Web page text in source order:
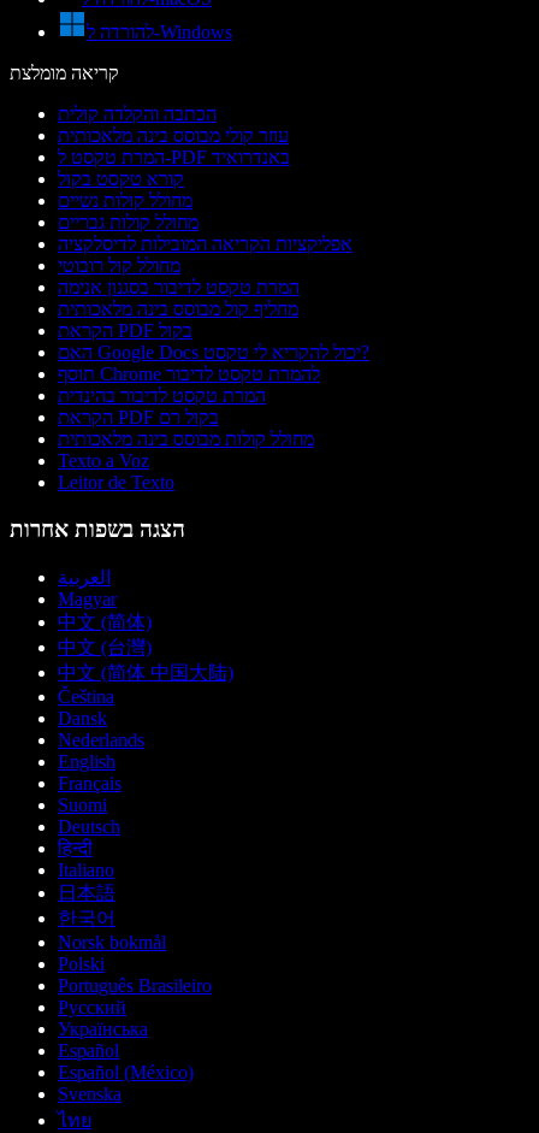
להורדה ל-Windows
קריאה מומלצת
הכתבה והקלדה קולית
עוזר קולי מבוסס בינה מלאכותית
המרת טקסט ל-PDF באנדרואיד
קורא טקסט בקול
מחולל קולות נשיים
מחולל קולות גבריים
אפליקציות הקריאה המובילות לדיסלקציה
מחולל קול רובוטי
המרת טקסט לדיבור בסגנון אנימה
מחליף קול מבוסס בינה מלאכותית
הקראת PDF בקול
האם Google Docs יכול להקריא לי טקסט?
תוסף Chrome להמרת טקסט לדיבור
המרת טקסט לדיבור בהינדית
הקראת PDF בקול רם
מחולל קולות מבוסס בינה מלאכותית
Texto a Voz
Leitor de Texto
הצגה בשפות אחרות
العربية
Magyar
中文 (简体)
中文 (台灣)
中文 (简体 中国大陆)
Čeština
Dansk
Nederlands
English
Français
Suomi
Deutsch
हिन्दी
Italiano
日本語
한국어
Norsk bokmål
Polski
Português Brasileiro
Русский
Українська
Español
Español (México)
Svenska
ไทย